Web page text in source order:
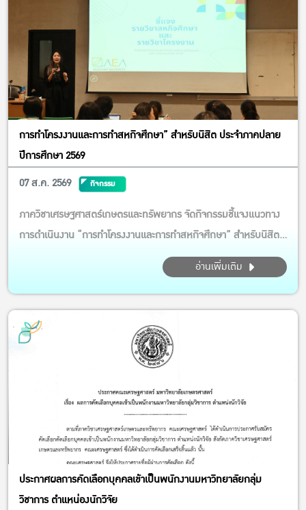
การทำโครงงานและการทำสหกิจศึกษา” สำหรับนิสิต ประจำภาคปลาย
ปีการศึกษา 2569
07 ส.ค. 2569
กิจกรรม
ภาควิชาเศรษฐศาสตร์เกษตรและทรัพยากร จัดกิจกรรมชี้แจงแนวทาง
การดำเนินงาน “การทำโครงงานและการทำสหกิจศึกษา” สำหรับนิสิต
ประจำภาคปลาย ปีการศึกษา 2569 กิจกรรมในครั้งนี้ได้รับเกียรติจาก
รศ.ดร.รวิสสาข์ สุชาโต และ ผศ.ดร.นภสม สินเพิ่มสุขสกุล เป็น
วิทยากรบรรยาย ให้ความรู้ แนะนำขั้นตอนการเตรียมความพร้อม
ตลอดจน...
อ่านเพิ่มเติม
ประกาศผลการคัดเลือกบุคคลเข้าเป็นพนักงานมหาวิทยาลัยกลุ่ม
วิชาการ ตำแหน่องนักวิจัย